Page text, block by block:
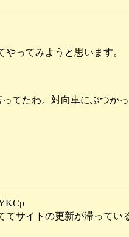
ってみようと思います。
てたわ。対向車にぶつか
サイトの更新が滞ってい